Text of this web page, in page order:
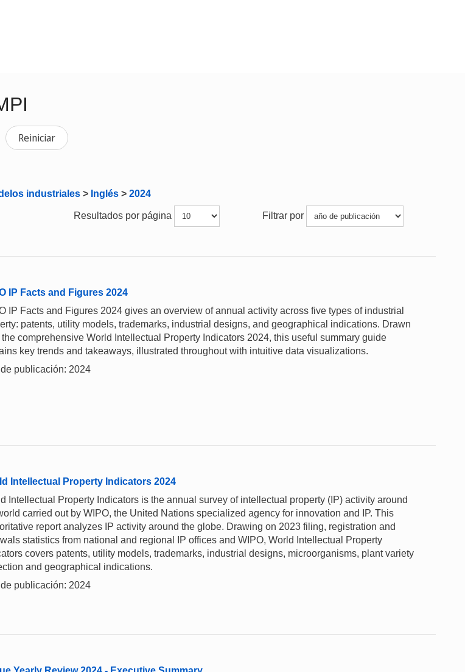
Reiniciar
industriales > Inglés > 2024
Resultados por página Filtrar por
IP Facts and Figures 2024
IP Facts and Figures 2024 gives an overview of annual activity across five types of industrial
patents, utility models, trademarks, industrial designs, and geographical indications. Drawn
the comprehensive World Intellectual Property Indicators 2024, this useful summary guide
key trends and takeaways, illustrated throughout with intuitive data visualizations.
publicación: 2024
Intellectual Property Indicators 2024
Intellectual Property Indicators is the annual survey of intellectual property (IP) activity around
carried out by WIPO, the United Nations specialized agency for innovation and IP. This
report analyzes IP activity around the globe. Drawing on 2023 filing, registration and
statistics from national and regional IP offices and WIPO, World Intellectual Property
covers patents, utility models, trademarks, industrial designs, microorganisms, plant variety
and geographical indications.
publicación: 2024